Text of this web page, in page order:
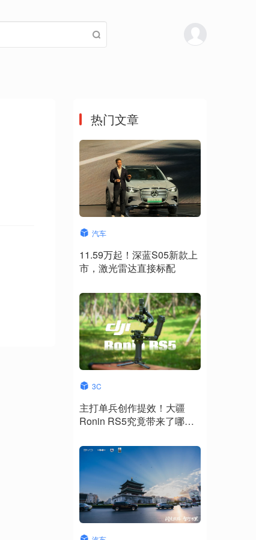
热门文章
汽车
11.59万起！深蓝S05新款上
市，激光雷达直接标配
3C
主打单兵创作提效！大疆
Ronin RS5究竟带来了哪些